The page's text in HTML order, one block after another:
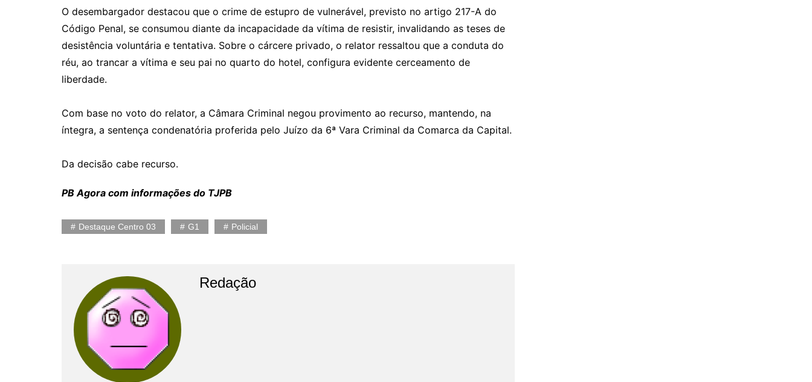
O desembargador destacou que o crime de estupro de vulnerável, previsto no artigo 217-A do
Código Penal, se consumou diante da incapacidade da vítima de resistir, invalidando as teses de
desistência voluntária e tentativa. Sobre o cárcere privado, o relator ressaltou que a conduta do
réu, ao trancar a vítima e seu pai no quarto do hotel, configura evidente cerceamento de
liberdade.
Com base no voto do relator, a Câmara Criminal negou provimento ao recurso, mantendo, na
íntegra, a sentença condenatória proferida pelo Juízo da 6ª Vara Criminal da Comarca da Capital.
Da decisão cabe recurso.
PB Agora com informações do TJPB
Destaque Centro 03 G1 Policial
Redação